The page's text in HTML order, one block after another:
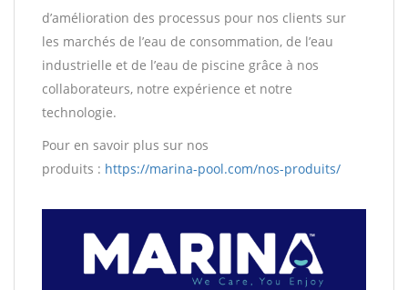
d’amélioration des processus pour nos clients sur
les marchés de l’eau de consommation, de l’eau
industrielle et de l’eau de piscine grâce à nos
collaborateurs, notre expérience et notre
technologie.
Pour en savoir plus sur nos
produits : https://marina-pool.com/nos-produits/